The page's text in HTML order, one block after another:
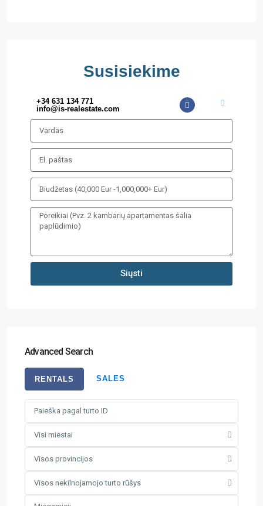
Susisiekime
+34 631 134 771
info@is-realestate.com
Siųsti
Advanced Search
RENTALS SALES
Visi miestai
Visos provincijos
Visos nekilnojamojo turto rūšys